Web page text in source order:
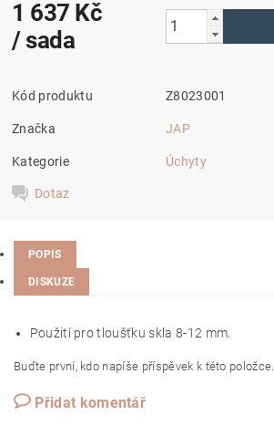
1 637 Kč
/ sada
Kód produktu Z8023001
Značka JAP
Kategorie Úchyty
Dotaz
POPIS
DISKUZE
Použití pro tloušťku skla 8-12 mm.
Buďte první, kdo napíše příspěvek k této položce.
Přidat komentář